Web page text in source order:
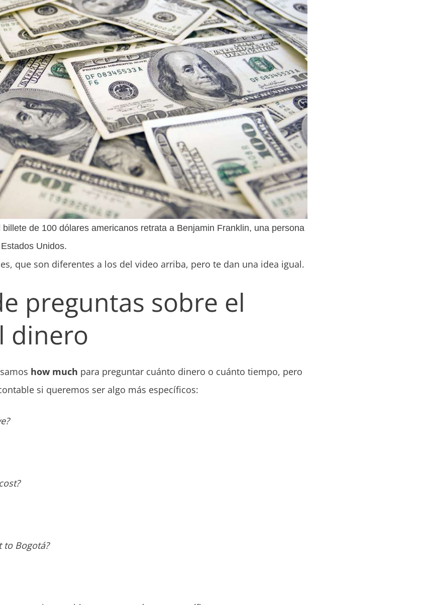
billete de 100 dólares americanos retrata a Benjamin Franklin, una persona
Unidos.
que son diferentes a los del video arriba, pero te dan una idea igual.
preguntas sobre el
dinero
how much para preguntar cuánto dinero o cuánto tiempo, pero
si queremos ser algo más específicos:
to Bogotá?